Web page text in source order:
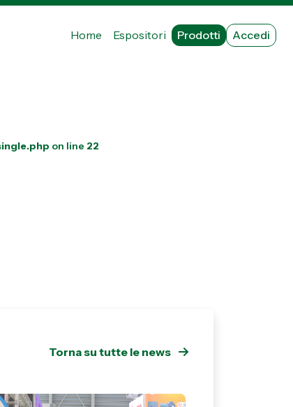
Home Espositori Prodotti Accedi
on line 22
Torna su tutte le news